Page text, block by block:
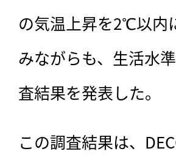
の気温上昇を2℃以内
みながらも、生活水
査結果を発表した。
この調査結果は、